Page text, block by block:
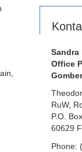
Sandra
Office
Gomber
RuW,
P.O.
60629
Phone: